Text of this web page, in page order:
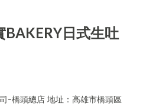
BAKERY日式生吐
-橋頭總店 地址：高雄市橋頭區